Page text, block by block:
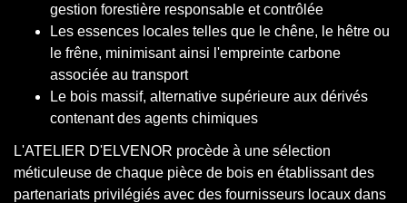
gestion forestière responsable et contrôlée
Les essences locales telles que le chêne, le hêtre ou
le frêne, minimisant ainsi l'empreinte carbone
associée au transport
Le bois massif, alternative supérieure aux dérivés
contenant des agents chimiques
L'ATELIER D'ELVENOR procède à une sélection
méticuleuse de chaque pièce de bois en établissant des
partenariats privilégiés avec des fournisseurs locaux dans